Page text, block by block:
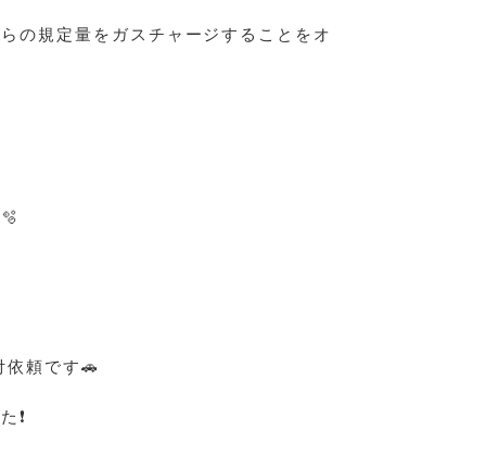
の規定量をガスチャージすることをオ
依頼です🚗
❗